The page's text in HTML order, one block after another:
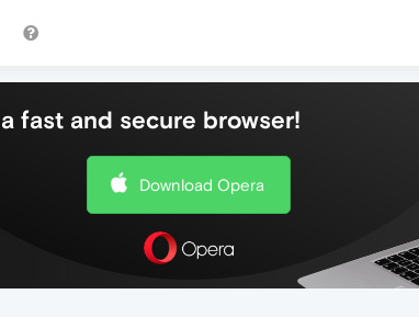
fast and secure browser!
Download Opera